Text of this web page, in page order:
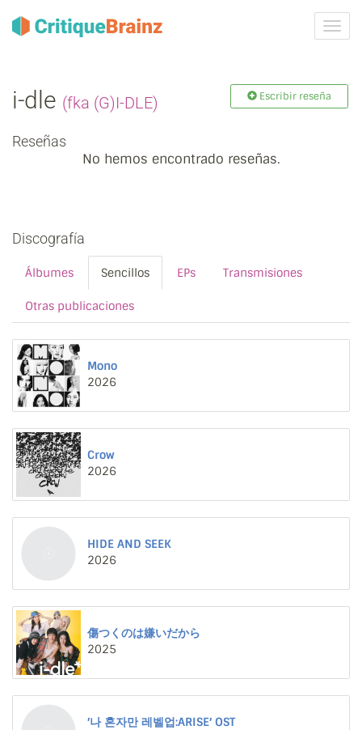
la
i‐dle (fka (G)I‐DLE) Escribir reseña
Reseñas
No hemos encontrado reseñas.
Discografía
Álbumes Sencillos EPs Transmisiones
Otras publicaciones
Mono
2026
Crow
2026
HIDE AND SEEK
2026
傷つくのは嫌いだから
2025
′나 혼자만 레벨업:ARISE′ OST